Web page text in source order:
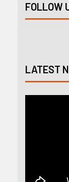
FOLLOW
LATEST